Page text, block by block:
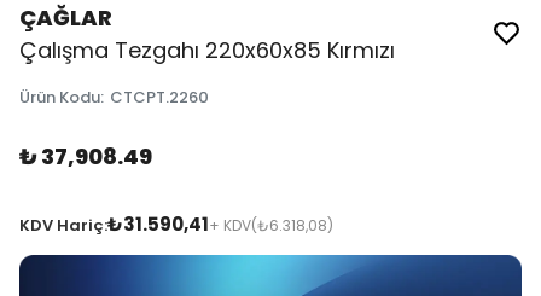
ÇAĞLAR
Çalışma Tezgahı 220x60x85 Kırmızı
Ürün Kodu: CTCPT.2260
₺ 37,908.49
KDV Hariç:₺31.590,41+ KDV(₺6.318,08)